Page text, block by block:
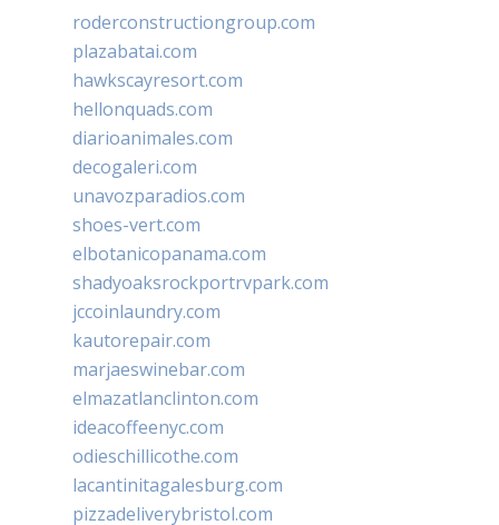
roderconstructiongroup.com
plazabatai.com
hawkscayresort.com
hellonquads.com
diarioanimales.com
decogaleri.com
unavozparadios.com
shoes-vert.com
elbotanicopanama.com
shadyoaksrockportrvpark.com
jccoinlaundry.com
kautorepair.com
marjaeswinebar.com
elmazatlanclinton.com
ideacoffeenyc.com
odieschillicothe.com
lacantinitagalesburg.com
pizzadeliverybristol.com